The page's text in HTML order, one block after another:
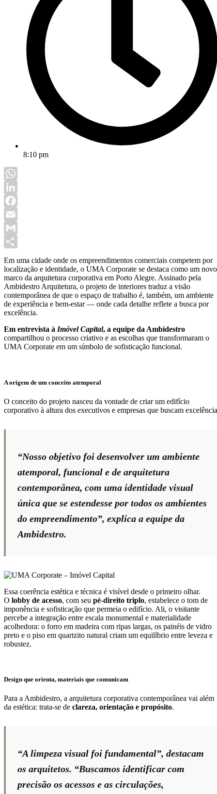
8:10 pm
WhatsApp
LinkedIn
Facebook
Email
Gmail
Em uma cidade onde os empreendimentos comerciais competem por
localização e identidade, o UMA Corporate se destaca como um novo
marco da arquitetura corporativa em Porto Alegre. Assinado pela
Ambidestro Arquitetura, o projeto de interiores traduz a visão
contemporânea de que o espaço de trabalho é, também, um ambiente
de experiência e bem-estar — onde cada detalhe reflete a busca por
excelência.
Em entrevista à Imóvel Capital, a equipe da Ambidestro
compartilhou o processo criativo e as escolhas que transformaram o
UMA Corporate em um símbolo de sofisticação funcional.
A origem de um conceito atemporal
O conceito do projeto nasceu da vontade de criar um edifício
corporativo à altura dos executivos e empresas que buscam
“Nosso objetivo foi desenvolver um ambiente
atemporal, funcional e de arquitetura
contemporânea, com uma identidade visual
única que se estendesse por todos os ambientes
do empreendimento”, explica a equipe da
Ambidestro.
Essa coerência estética e técnica é visível desde o primeiro olhar.
O lobby de acesso, com seu pé-direito triplo, estabelece o tom de
imponência e sofisticação que permeia o edifício. Ali, o visitante
percebe a integração entre escala monumental e materialidade
acolhedora: o forro em madeira com ripas largas, os painéis de vidro
preto e o piso em quartzito natural criam um equilíbrio entre leveza e
robustez.
Design que orienta, materiais que comunicam
Para a Ambidestro, a arquitetura corporativa contemporânea vai além
da estética: trata-se de clareza, orientação e propósito.
“A limpeza visual foi fundamental”, destacam
os arquitetos. “Buscamos identificar com
precisão os acessos e as circulações,